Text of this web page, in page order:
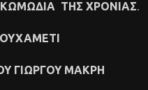
KΩMΩΔIA ΤΗΣ ΧΡΟΝΙΑΣ.
ΓΙΩΡΓΟΥ ΜΑΚΡΗ